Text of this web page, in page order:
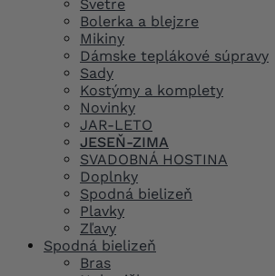
Svetre
Bolerka a blejzre
Mikiny
Dámske teplákové súpravy
Sady
Kostýmy a komplety
Novinky
JAR-LETO
JESEŇ-ZIMA
SVADOBNÁ HOSTINA
Doplnky
Spodná bielizeň
Plavky
Zľavy
Spodná bielizeň
Bras